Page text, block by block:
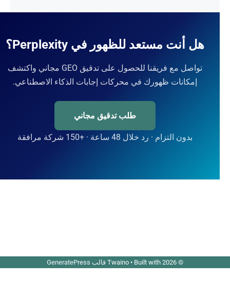
هل أنت مستعد للظهور في Perplexity؟
تواصل مع فريقنا للحصول على تدقيق GEO مجاني واكتشف
إمكانات ظهورك في محركات إجابات الذكاء الاصطناعي.
طلب تدقيق مجاني
بدون التزام · رد خلال 48 ساعة · +150 شركة مرافقة
• Built with قالب GeneratePress